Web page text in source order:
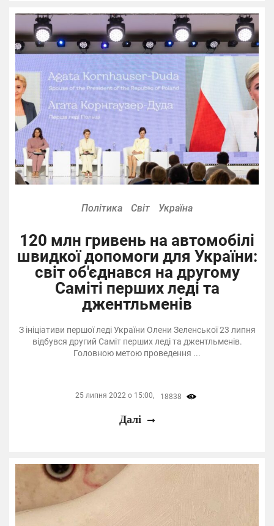
Політика Світ Україна
120 млн гривень на автомобілі
швидкої допомоги для України:
світ об'єднався на другому
Саміті перших леді та
джентльменів
З ініціативи першої леді України Олени Зеленської 23 липня
відбувся другий Саміт перших леді та джентльменів.
Головною метою проведення ...
25 липня 2022 о 15:00, 18838
Далі